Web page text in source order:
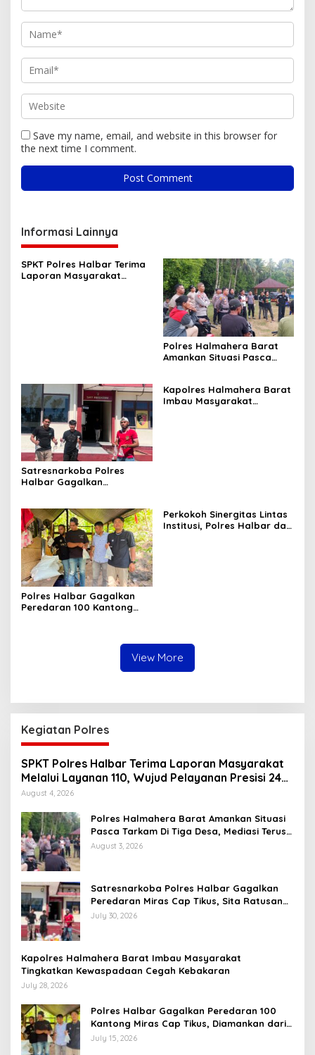
Save my name, email, and website in this browser for
the next time I comment.
Informasi Lainnya
SPKT Polres Halbar Terima
Laporan Masyarakat
Polres Halmahera Barat
Amankan Situasi Pasca
Satresnarkoba Polres
Halbar Gagalkan
Barang Bukti
Kapolres Halmahera Barat
Imbau Masyarakat
Polres Halbar Gagalkan
Peredaran 100 Kantong
Perkokoh Sinergitas Lintas
Institusi, Polres Halbar dan
View More
Kegiatan Polres
SPKT Polres Halbar Terima Laporan Masyarakat
Melalui Layanan 110, Wujud Pelayanan Presisi 24
Jam
August 4, 2026
Polres Halmahera Barat Amankan Situasi
Pasca Tarkam Di Tiga Desa, Mediasi Terus
Dilakukan
August 3, 2026
Satresnarkoba Polres Halbar Gagalkan
Peredaran Miras Cap Tikus, Sita Ratusan
Kantong Barang Bukti
July 30, 2026
Kapolres Halmahera Barat Imbau Masyarakat
Tingkatkan Kewaspadaan Cegah Kebakaran
July 28, 2026
Polres Halbar Gagalkan Peredaran 100
Kantong Miras Cap Tikus, Diamankan dari
Perkebunan Desa Tosoa
July 15, 2026